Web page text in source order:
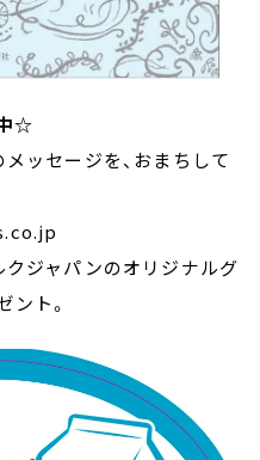
☆
ッセージを、おまちして
クジャパンのオリジナルグ
ント。